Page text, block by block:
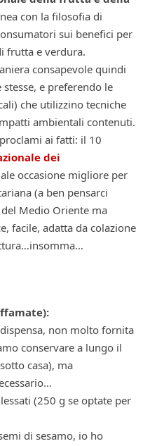
con la filosofia di
sui benefici per
frutta e verdura.
consapevole quindi
e preferendo le
che utilizzino tecniche
ambientali contenuti.
ai fatti: il 10
dei
occasione migliore per
(a ben pensarci
Medio Oriente ma
facile, adatta da colazione
non molto fornita
conservare a lungo il
casa), ma
(250 g se optate per
di sesamo, io ho